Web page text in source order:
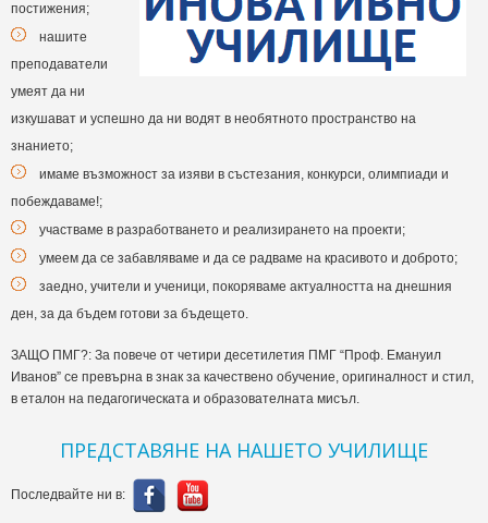
постижения;
нашите
преподаватели
умеят да ни
изкушават и успешно да ни водят в необятното пространство на
знанието;
имаме възможност за изяви в състезания, конкурси, олимпиади и
побеждаваме!;
участваме в разработването и реализирането на проекти;
умеем да се забавляваме и да се радваме на красивото и доброто;
заедно, учители и ученици, покоряваме актуалността на днешния
ден, за да бъдем готови за бъдещето.
ЗАЩО ПМГ?: За повече от четири десетилетия ПМГ “Проф. Емануил
Иванов” се превърна в знак за качествено обучение, оригиналност и стил,
в еталон на педагогическата и образователната мисъл.
ПРЕДСТАВЯНЕ НА НАШЕТО УЧИЛИЩЕ
Последвайте ни в: